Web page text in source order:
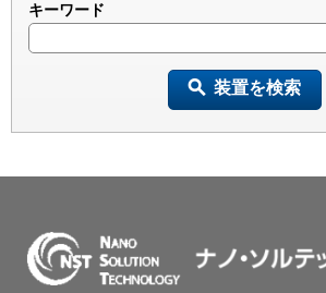
キーワード
装置を検索